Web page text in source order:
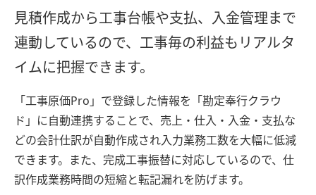
見積作成から工事台帳や支払、入金管理まで
連動しているので、工事毎の利益もリアルタ
イムに把握できます。
「工事原価Pro」で登録した情報を「勘定奉行クラウ
ド」に自動連携することで、売上・仕入・入金・支払な
どの会計仕訳が自動作成され入力業務工数を大幅に低減
できます。また、完成工事振替に対応しているので、仕
訳作成業務時間の短縮と転記漏れを防げます。